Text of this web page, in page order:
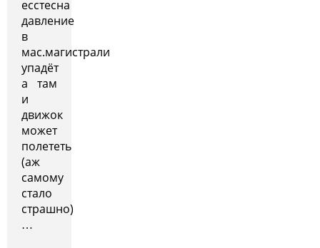
есстесна
давление
в
мас.магистрали
упадёт
а там
и
движок
может
полететь
(аж
самому
стало
страшно)
…